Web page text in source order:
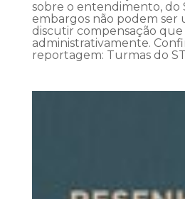
sobre o entendimento, do
embargos não podem ser
discutir compensação
administrativamente.
reportagem: Turmas do